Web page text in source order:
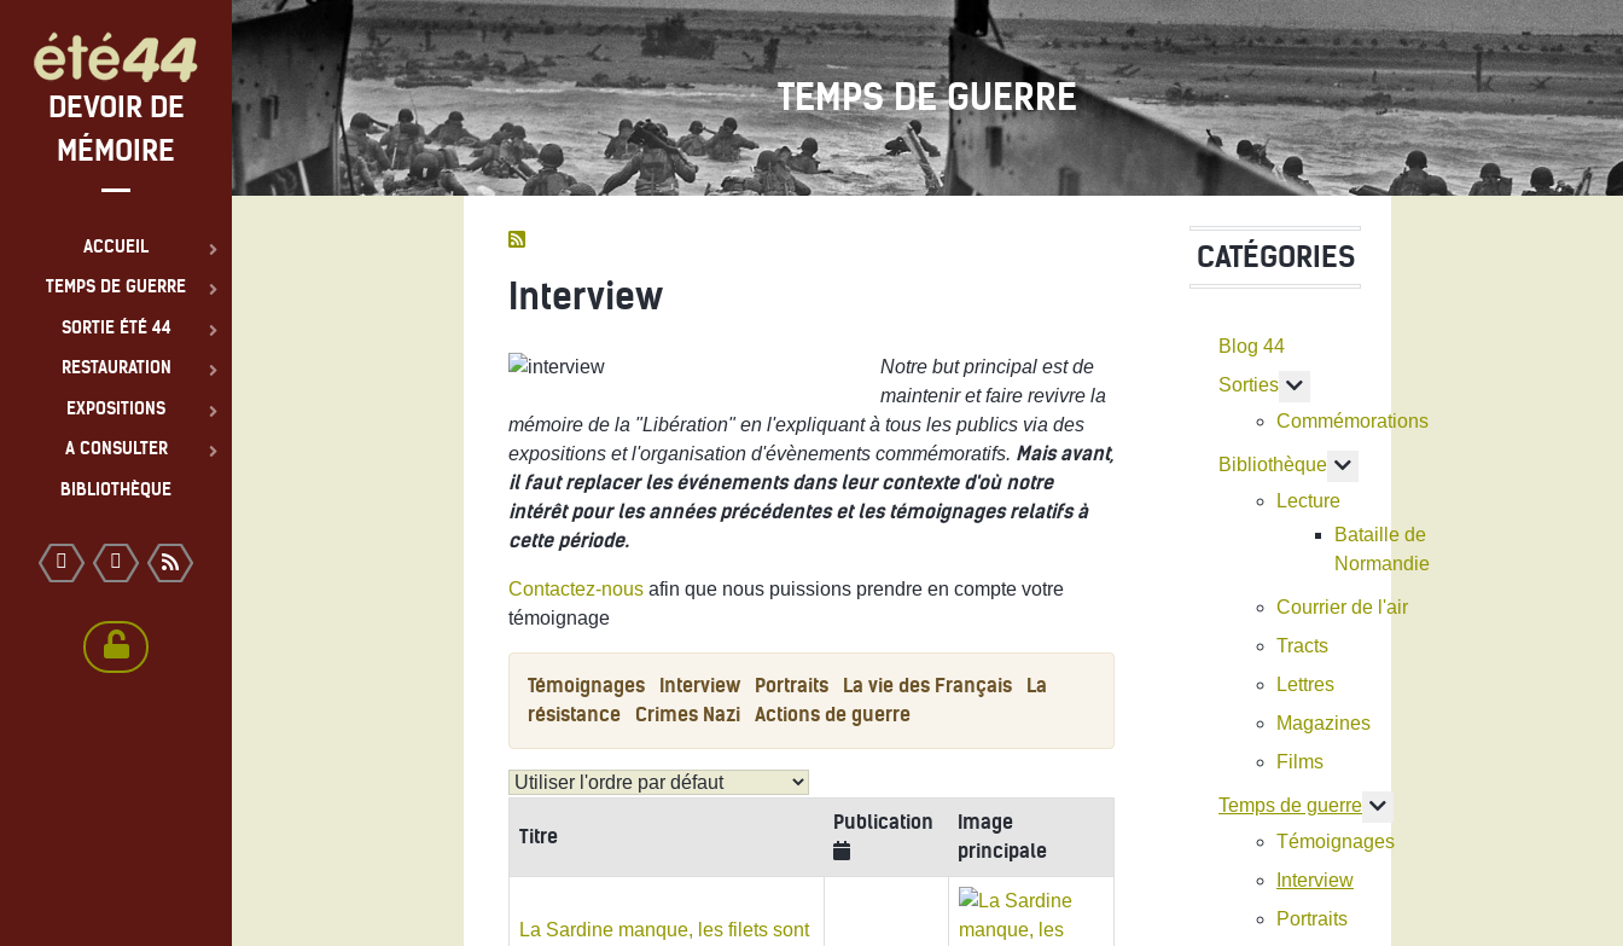
TEMPS DE GUERRE
Interview
Notre but principal est de
maintenir et faire revivre la
mémoire de la "Libération" en l'expliquant à tous les publics via des
expositions et l'organisation d'évènements commémoratifs. Mais avant,
il faut replacer les événements dans leur contexte d'où notre
intérêt pour les années précédentes et les témoignages relatifs à
cette période.
Contactez-nous afin que nous puissions prendre en compte votre
témoignage
Témoignages Interview Portraits La vie des Français
La
résistance
Crimes Nazi Actions de guerre
Titre
Publication
Image
principale
La Sardine manque, les filets sont
CATÉGORIES
Blog 44
Sorties
En savoir plus : Sorties
Commémorations
Bibliothèque
En savoir plus : Bibliothèque
Lecture
Bataille de
Normandie
Courrier de l'air
Tracts
Lettres
Magazines
Films
Temps de guerre
En savoir plus : Temps de
Témoignages
Interview
Portraits
DEVOIR DE
MÉMOIRE
ACCUEIL
TEMPS DE GUERRE
SORTIE ÉTÉ 44
RESTAURATION
EXPOSITIONS
A CONSULTER
BIBLIOTHÈQUE